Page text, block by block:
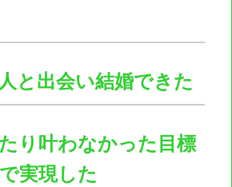
と出会い結婚できた
り叶わなかった目標
実現した